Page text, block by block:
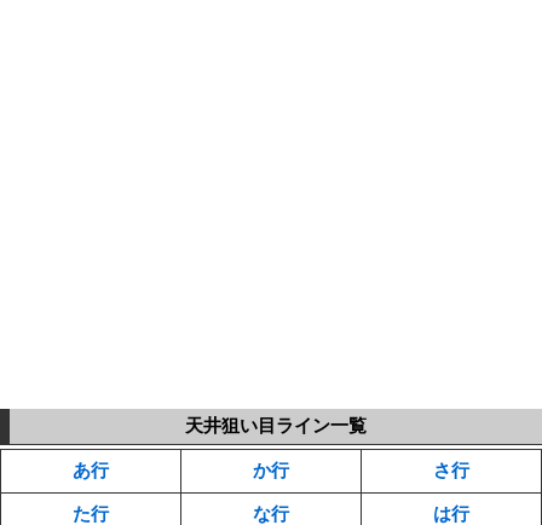
天井狙い目ライン一覧
あ行 か行 さ行
た行 な行 は行